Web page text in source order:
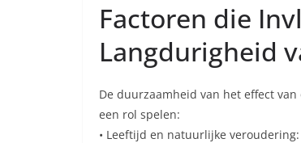
Factoren die
Langdurigheid
De duurzaamheid van het effect
een rol spelen:
• Leeftijd en natuurlijke